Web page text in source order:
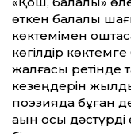
өткен балалық
көктемімен
көгілдір
жалғасы
кезеңдерін
поэзияда бұған
ақын осы